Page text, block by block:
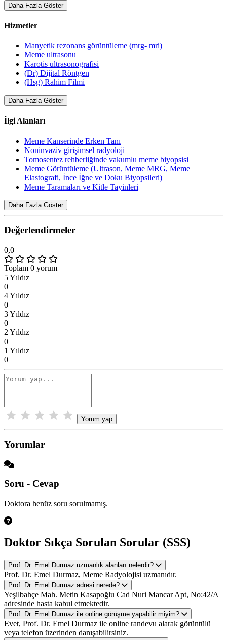
Daha Fazla Göster
Hizmetler
Manyetik rezonans görüntüleme (mrg- mri)
Meme ultrasonu
Karotis ultrasonografisi
(Dr) Dijital Röntgen
(Hsg) Rahim Filmi
Daha Fazla Göster
İlgi Alanları
Meme Kanserinde Erken Tanı
Noninvaziv girişimsel radyoloji
Tomosentez rehberliğinde vakumlu meme biyopsisi
Meme Görüntüleme (Ultrason, Meme MRG, Meme
Elastografi, İnce İğne ve Doku Biyopsileri)
Meme Taramaları ve Kitle Tayinleri
Daha Fazla Göster
Değerlendirmeler
0,0
Toplam 0 yorum
5 Yıldız
0
4 Yıldız
0
3 Yıldız
0
2 Yıldız
0
1 Yıldız
0
Yorum yap
Yorumlar
Soru - Cevap
Doktora henüz soru sorulmamış.
Doktor Sıkça Sorulan Sorular (SSS)
Prof. Dr. Emel Durmaz uzmanlık alanları nelerdir?
Prof. Dr. Emel Durmaz, Meme Radyolojisi uzmanıdır.
Prof. Dr. Emel Durmaz adresi nerede?
Yeşilbahçe Mah. Metin Kasapoğlu Cad Nuri Mancar Apt, No:42/A
adresinde hasta kabul etmektedir.
Prof. Dr. Emel Durmaz ile online görüşme yapabilir miyim?
Evet, Prof. Dr. Emel Durmaz ile online randevu alarak görüntülü
veya telefon üzerinden danışabilirsiniz.